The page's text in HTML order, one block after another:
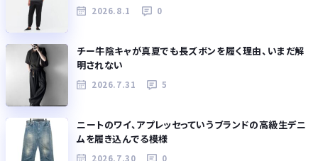
2026.8.1 0
チー牛陰キャが真夏でも長ズボンを履く理由、いまだ解
明されない
2026.7.31 5
ニートのワイ、アプレッセっていうブランドの高級生デニ
ムを履き込んでる模様
2026.7.30 0